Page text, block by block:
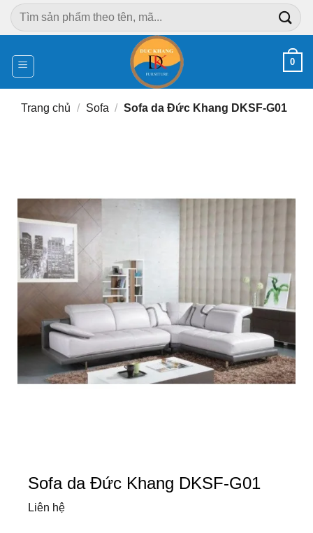
Chuyển
đến
dung
Tìm
kiếm:
0
Trang chủ / Sofa / Sofa da Đức Khang DKSF-G01
Sofa da Đức Khang DKSF-G01
Liên hệ